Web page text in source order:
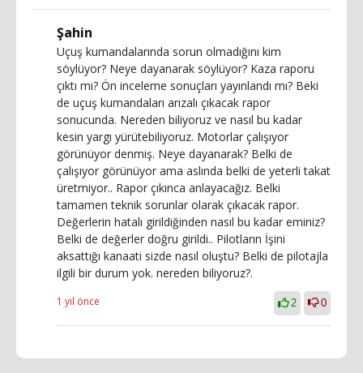
Şahin
Uçuş kumandalarında sorun olmadığını kim
söylüyor? Neye dayanarak söylüyor? Kaza raporu
çıktı mı? Ön inceleme sonuçları yayınlandı mı? Beki
de uçuş kumandaları arızalı çıkacak rapor
sonucunda. Nereden biliyoruz ve nasıl bu kadar
kesin yargı yürütebiliyoruz. Motorlar çalışıyor
görünüyor denmiş. Neye dayanarak? Belki de
çalışıyor görünüyor ama aslında belki de yeterli takat
üretmiyor.. Rapor çıkınca anlayacağız. Belki
tamamen teknik sorunlar olarak çıkacak rapor.
Değerlerin hatalı girildiğinden nasıl bu kadar eminiz?
Belki de değerler doğru girildi.. Pilotların İşini
aksattığı kanaati sizde nasıl oluştu? Belki de pilotajla
ilgili bir durum yok. nereden biliyoruz?.
1 yıl önce 2 0